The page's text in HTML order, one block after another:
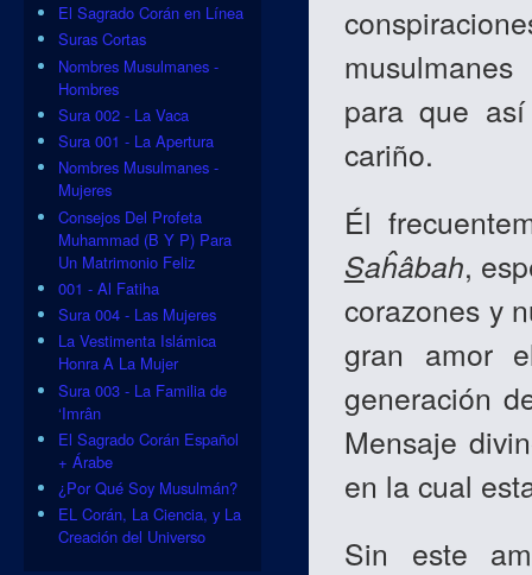
para que
cariño.
Él
Saĥâbah,
corazones y
gran amor
generación
Mensaje
en la cual
Sin este
El Sagrado Corán en Línea
Suras Cortas
Nombres Musulmanes -
Hombres
Sura 002 - La Vaca
Sura 001 - La Apertura
Nombres Musulmanes -
Mujeres
Consejos Del Profeta
Muhammad (B Y P) Para
Un Matrimonio Feliz
001 - Al Fatiha
Sura 004 - Las Mujeres
La Vestimenta Islámica
Honra A La Mujer
Sura 003 - La Familia de
‘Imrân
El Sagrado Corán Español
+ Árabe
¿Por Qué Soy Musulmán?
EL Corán, La Ciencia, y La
Creación del Universo